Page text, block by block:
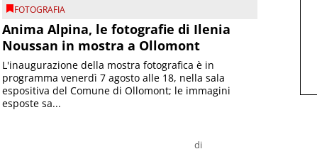
FOTOGRAFIA
Anima Alpina, le fotografie di Ilenia
Noussan in mostra a Ollomont
di
L'inaugurazione della mostra fotografica è in
programma venerdì 7 agosto alle 18, nella sala
espositiva del Comune di Ollomont; le immagini
esposte sa...